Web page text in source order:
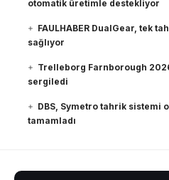
otomatik üretimle destekliyor
FAULHABER DualGear, tek
sağlıyor
Trelleborg Farnborough
sergiledi
DBS, Symetro tahrik sistemi
tamamladı